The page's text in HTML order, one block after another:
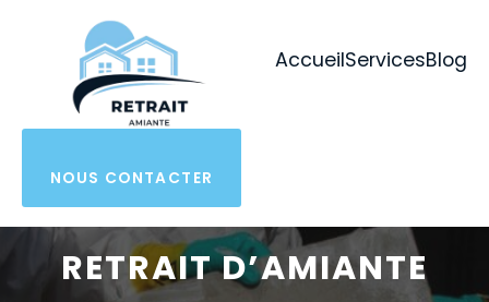
AccueilServicesBlog
NOUS CONTACTER
RETRAIT D’AMIANTE